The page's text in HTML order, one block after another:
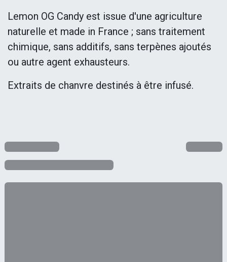
Lemon OG Candy est issue d'une agriculture
naturelle et made in France ; sans traitement
chimique, sans additifs, sans terpènes ajoutés
ou autre agent exhausteurs.
Extraits de chanvre destinés à être infusé.